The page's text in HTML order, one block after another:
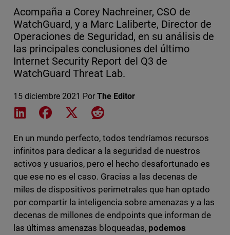
Acompaña a Corey Nachreiner, CSO de
WatchGuard, y a Marc Laliberte, Director de
Operaciones de Seguridad, en su análisis de
las principales conclusiones del último
Internet Security Report del Q3 de
WatchGuard Threat Lab.
15 diciembre 2021 Por The Editor
Share on LinkedIn
Share on Facebook
Share on XShare on Reddit
En un mundo perfecto, todos tendríamos recursos
infinitos para dedicar a la seguridad de nuestros
activos y usuarios, pero el hecho desafortunado es
que ese no es el caso. Gracias a las decenas de
miles de dispositivos perimetrales que han optado
por compartir la inteligencia sobre amenazas y a las
decenas de millones de endpoints que informan de
las últimas amenazas bloqueadas, podemos